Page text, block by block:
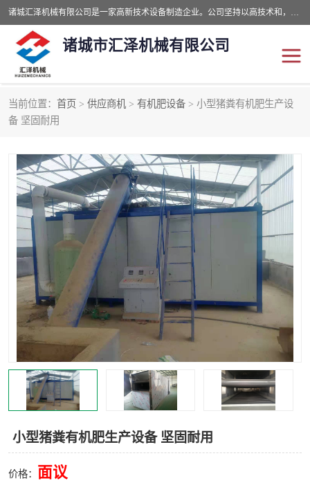
诸城汇泽机械有限公司是一家高新技术设备制造企业。公司坚持以高技术和，高服务于用户，以的环保机械制造设备赢的用户的信赖。现在主要生产死亡畜禽无害化处理和立式和卧式有机肥设备，搅拌机，烘干机，高温发酵机等。污水处理设备，固液分离机。气浮机，化制机等。公司秉承品质，用户至上，科技创新的经营理。
诸城市汇泽机械有限公司
当前位置： 首页 > 供应商机 > 有机肥设备 > 小型猪粪有机肥生产设
备 坚固耐用
小型猪粪有机肥生产设备 坚固耐用
价格： 面议
发酵设备
鸡粪发酵机 有机肥设备
纳米膜好氧发酵堆肥机 粪污烘干酶体机
膜式堆肥机 纳米膜发酵
膜式发酵仓 分子膜堆肥仓
分子膜发酵堆肥设备